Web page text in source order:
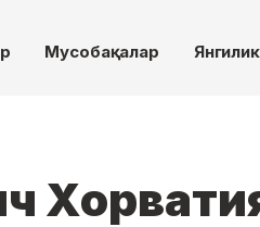
Мусобақалар